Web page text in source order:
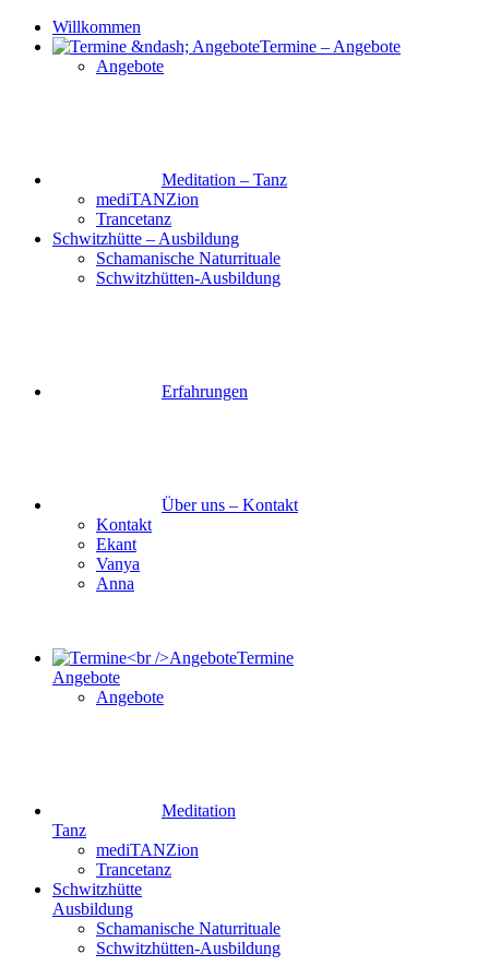
Willkommen
Termine – Angebote
Meditation – Tanz
mediTANZion
Trancetanz
Schwitzhütte – Ausbildung
Schamanische Naturrituale
Schwitzhütten-Ausbildung
Erfahrungen
Über uns – Kontakt
Kontakt
Ekant
Vanya
Anna
Termine
Angebote
Meditation
Tanz
mediTANZion
Trancetanz
Schwitzhütte
Ausbildung
Schamanische Naturrituale
Schwitzhütten-Ausbildung